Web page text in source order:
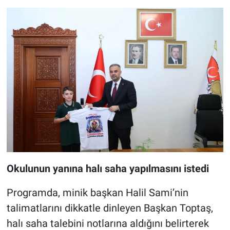
Okulunun yanına halı saha yapılmasını istedi
Programda, minik başkan Halil Sami’nin
talimatlarını dikkatle dinleyen Başkan Toptaş,
halı saha talebini notlarına aldığını belirterek